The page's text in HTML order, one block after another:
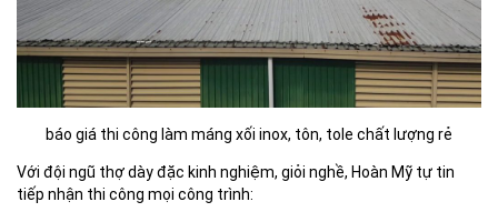
báo giá thi công làm máng xối inox, tôn, tole chất lượng rẻ
Với đội ngũ thợ dày đặc kinh nghiệm, giỏi nghề, Hoàn Mỹ tự tin
tiếp nhận thi công mọi công trình: